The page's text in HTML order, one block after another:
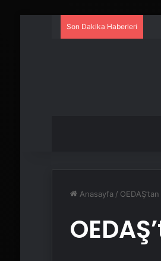
Son Dakika Haberleri
Anasayfa /